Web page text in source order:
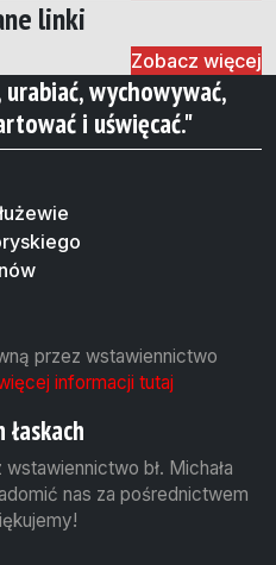
linki
Zobacz więcej
wychowywać,
i uświęcać."
przez wstawiennictwo
informacji tutaj
bł. Michała
nas za pośrednictwem